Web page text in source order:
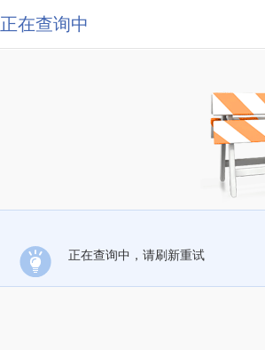
正在查询中
正在查询中，请刷新重试